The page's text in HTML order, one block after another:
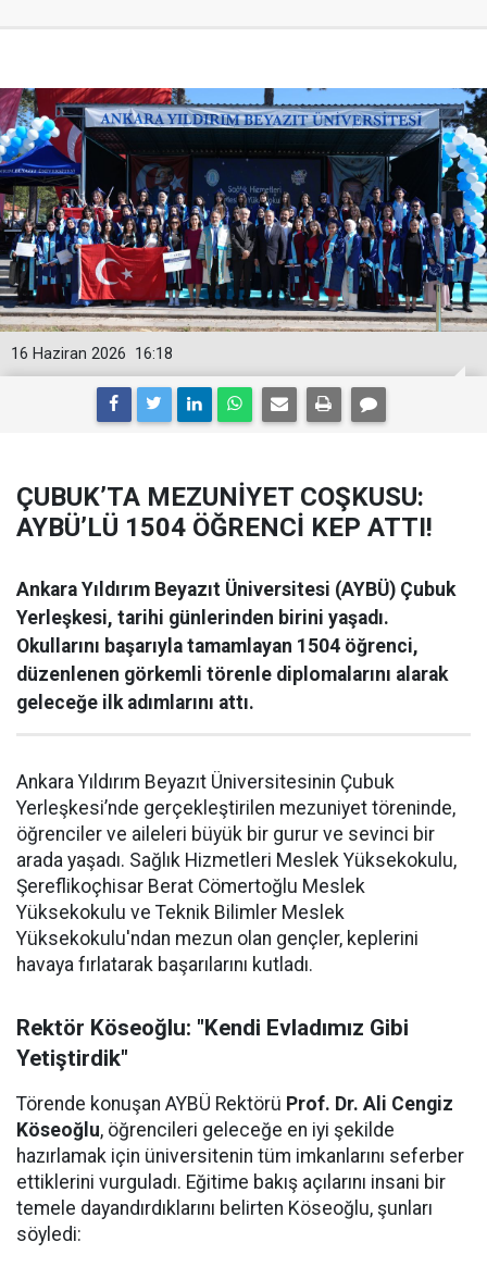
16:18
16 Haziran 2026
ÇUBUK’TA MEZUNİYET COŞKUSU:
AYBÜ’LÜ 1504 ÖĞRENCİ KEP ATTI!
Ankara Yıldırım Beyazıt Üniversitesi (AYBÜ) Çubuk
Yerleşkesi, tarihi günlerinden birini yaşadı.
Okullarını başarıyla tamamlayan 1504 öğrenci,
düzenlenen görkemli törenle diplomalarını alarak
geleceğe ilk adımlarını attı.
Ankara Yıldırım Beyazıt Üniversitesinin Çubuk
Yerleşkesi’nde gerçekleştirilen mezuniyet töreninde,
öğrenciler ve aileleri büyük bir gurur ve sevinci bir
arada yaşadı. Sağlık Hizmetleri Meslek Yüksekokulu,
Şereflikoçhisar Berat Cömertoğlu Meslek
Yüksekokulu ve Teknik Bilimler Meslek
Yüksekokulu'ndan mezun olan gençler, keplerini
havaya fırlatarak başarılarını kutladı.
Rektör Köseoğlu: "Kendi Evladımız Gibi
Yetiştirdik"
Törende konuşan AYBÜ Rektörü Prof. Dr. Ali Cengiz
Köseoğlu, öğrencileri geleceğe en iyi şekilde
hazırlamak için üniversitenin tüm imkanlarını seferber
ettiklerini vurguladı. Eğitime bakış açılarını insani bir
temele dayandırdıklarını belirten Köseoğlu, şunları
söyledi: